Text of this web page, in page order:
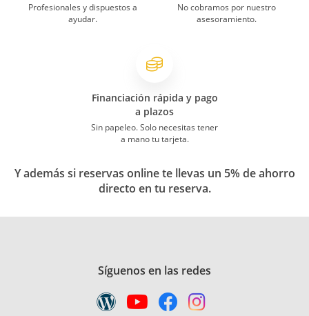
Profesionales y dispuestos a
ayudar.
No cobramos por nuestro
asesoramiento.
Financiación rápida y pago
a plazos
Sin papeleo. Solo necesitas tener
a mano tu tarjeta.
Y además si reservas online te llevas un 5% de ahorro
directo en tu reserva.
Síguenos en las redes